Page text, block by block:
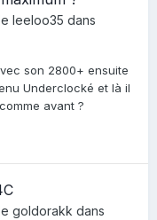
leeloo35 dans
son 2800+ ensuite
Underclocké et là il
avant ?
goldorakk dans